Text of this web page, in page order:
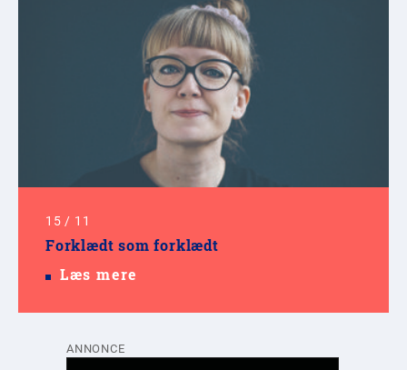
15 / 11
Forklædt som forklædt
Læs mere
ANNONCE